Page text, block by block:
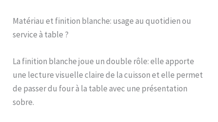
Matériau et finition blanche: usage au quotidien ou
service à table ?
La finition blanche joue un double rôle: elle apporte
une lecture visuelle claire de la cuisson et elle permet
de passer du four à la table avec une présentation
sobre.